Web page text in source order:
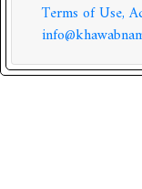
Terms of Use,